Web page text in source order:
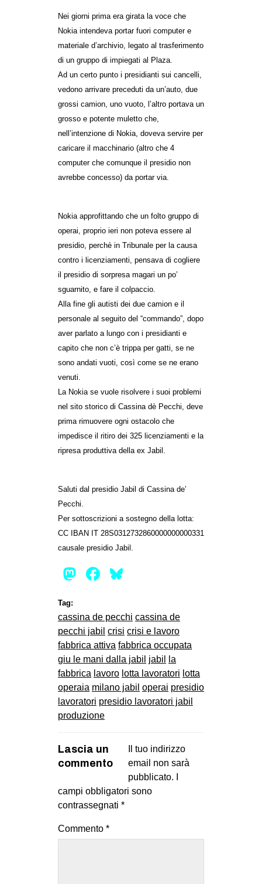
MEDIO ORIENTE
MONDO
EVENTI
Fb
tw
bsky
SEARCH
Nei giorni prima era girata la voce che
Nokia intendeva portar fuori computer e
materiale d’archivio, legato al trasferimento
di un gruppo di impiegati al Plaza.
Ad un certo punto i presidianti sui cancelli,
vedono arrivare preceduti da un’auto, due
grossi camion, uno vuoto, l’altro portava un
grosso e potente muletto che,
nell’intenzione di Nokia, doveva servire per
caricare il macchinario (altro che 4
computer che comunque il presidio non
avrebbe concesso) da portar via.
Nokia approfittando che un folto gruppo di
operai, proprio ieri non poteva essere al
presidio, perchè in Tribunale per la causa
contro i licenziamenti, pensava di cogliere
il presidio di sorpresa magari un po’
sguarnito, e fare il colpaccio.
Alla fine gli autisti dei due camion e il
personale al seguito del “commando”, dopo
aver parlato a lungo con i presidianti e
capito che non c’è trippa per gatti, se ne
sono andati vuoti, così come se ne erano
venuti.
La Nokia se vuole risolvere i suoi problemi
nel sito storico di Cassina dè Pecchi, deve
prima rimuovere ogni ostacolo che
impedisce il ritiro dei 325 licenziamenti e la
ripresa produttiva della ex Jabil.
Saluti dal presidio Jabil di Cassina de’
Pecchi.
Per sottoscrizioni a sostegno della lotta:
CC IBAN IT 28S0312732860000000000331
causale presidio Jabil.
Mastodon
Facebook
Tag:
cassina de pecchi cassina de
pecchi jabil crisi crisi e lavoro
fabbrica attiva fabbrica occupata
giu le mani dalla jabil jabil
la
fabbrica lavoro lotta lavoratori lotta
operaia milano jabil operai presidio
lavoratori presidio lavoratori jabil
produzione
Lascia un
commento
Il tuo indirizzo
email non sarà
pubblicato.
campi obbligatori sono
contrassegnati *
Commento *